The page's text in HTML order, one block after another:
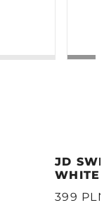
JD
WHITE
399